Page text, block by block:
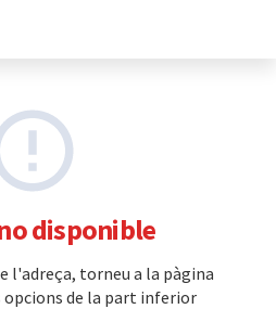
disponible
l'adreça, torneu a la pàgina
de la part inferior